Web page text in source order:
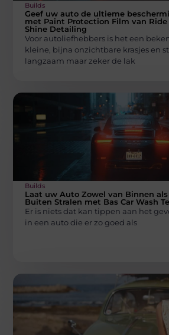
Builds
Geef uw auto de ultieme
met Paint Protection Film van Ride
Shine Detailing
Voor autoliefhebbers is het een
kleine, bijna onzichtbare krasjes en
langzaam maar zeker de lak
Builds
Laat uw Auto Zowel van Binnen als
Buiten Stralen met Bas Car Wash
Er is niets dat kan tippen aan het
in een auto die er zo goed als